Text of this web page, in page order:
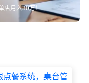
店月入30万！
餐系统，桌台管